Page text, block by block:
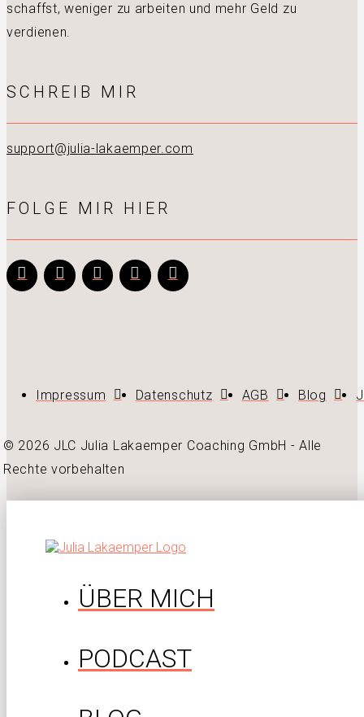
schaffst, weniger zu arbeiten und mehr Geld zu
verdienen.
SCHREIB MIR
support@julia-lakaemper.com
FOLGE MIR HIER
Impressum Datenschutz AGB Blog
© 2026 JLC Julia Lakaemper Coaching GmbH - Alle
Rechte vorbehalten
ÜBER MICH
PODCAST